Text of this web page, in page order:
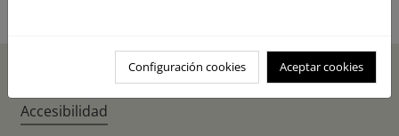
Configuración cookies Aceptar cookies
Accesibilidad